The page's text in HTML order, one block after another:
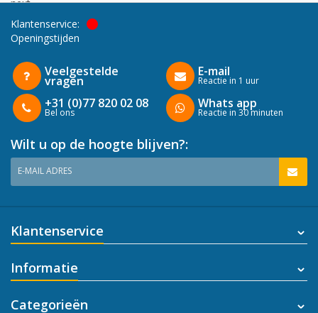
next
Klantenservice:
Openingstijden
Veelgestelde
vragen
+31 (0)77 820 02 08
Bel ons
E-mail
Reactie in 1 uur
Whats app
Reactie in 30 minuten
Wilt u op de hoogte blijven?:
E-MAIL ADRES
Klantenservice
Informatie
Categorieën